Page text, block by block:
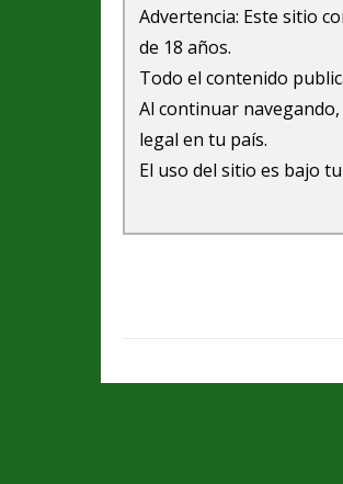
Advertencia: Este sitio
de 18 años.
Todo el contenido
Al continuar
legal en tu país.
El uso del sitio es bajo